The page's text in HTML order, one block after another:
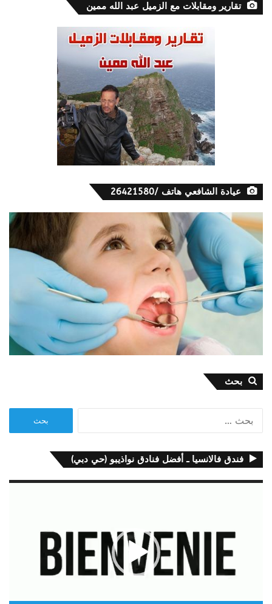
تقارير ومقابلات مع الزميل عبد الله ممين
عيادة الشافعي هاتف /26421580
بحث
فندق فالانسيا ـ أفضل فنادق نواذيبو (حي دبي)
مشغل